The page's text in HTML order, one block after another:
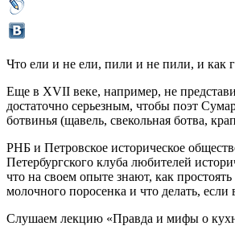
Что ели и не ели, пили и не пили, и как
Еще в XVII веке, например, не
достаточно серьезным, чтобы поэт
ботвинья (щавель, свекольная ботва,
РНБ и Петровское историческое
Петербургского клуба любителей
что на своем опыте знают, как
молочного поросенка и что делать, если
Слушаем лекцию «Правда и мифы о